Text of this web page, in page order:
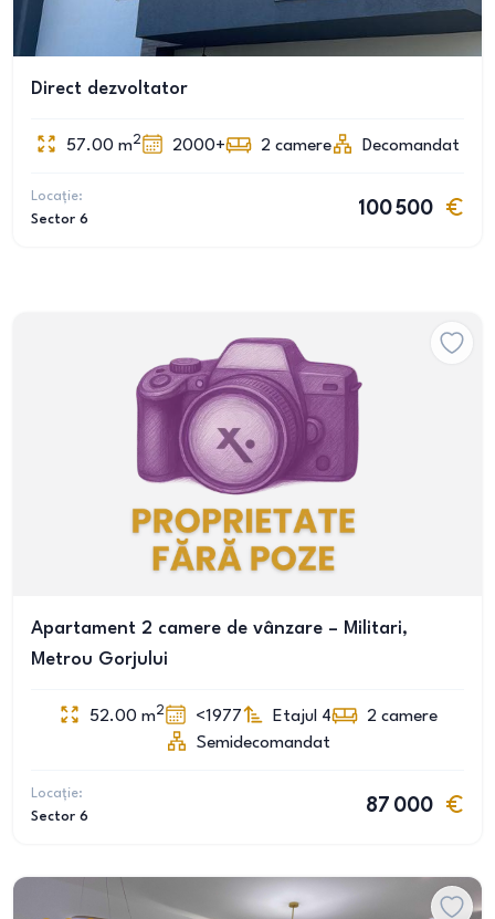
Direct dezvoltator
57.00 m2 2000+ 2 camere Decomandat
Locație:
Sector 6
100 500
Apartament 2 camere de vânzare – Militari,
Metrou Gorjului
52.00 m2 <1977 Etajul 4 2 camere
Semidecomandat
Locație:
Sector 6
87 000